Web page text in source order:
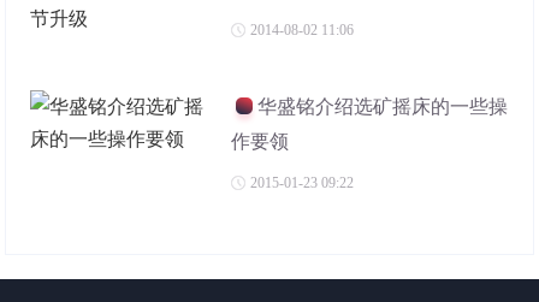
2014-08-02 11:06
华盛铭介绍选矿摇床的一些操
作要领
2015-01-23 09:22